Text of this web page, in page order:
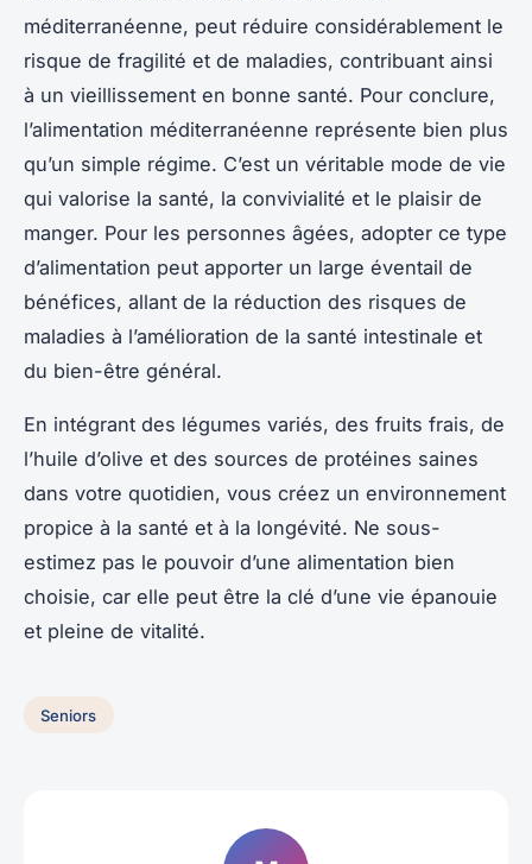
méditerranéenne, peut réduire considérablement le
risque de fragilité et de maladies, contribuant ainsi
à un vieillissement en bonne santé. Pour conclure,
l’alimentation méditerranéenne représente bien plus
qu’un simple régime. C’est un véritable mode de vie
qui valorise la santé, la convivialité et le plaisir de
manger. Pour les personnes âgées, adopter ce type
d’alimentation peut apporter un large éventail de
bénéfices, allant de la réduction des risques de
maladies à l’amélioration de la santé intestinale et
du bien-être général.
En intégrant des légumes variés, des fruits frais, de
l’huile d’olive et des sources de protéines saines
dans votre quotidien, vous créez un environnement
propice à la santé et à la longévité. Ne sous-
estimez pas le pouvoir d’une alimentation bien
choisie, car elle peut être la clé d’une vie épanouie
et pleine de vitalité.
Seniors